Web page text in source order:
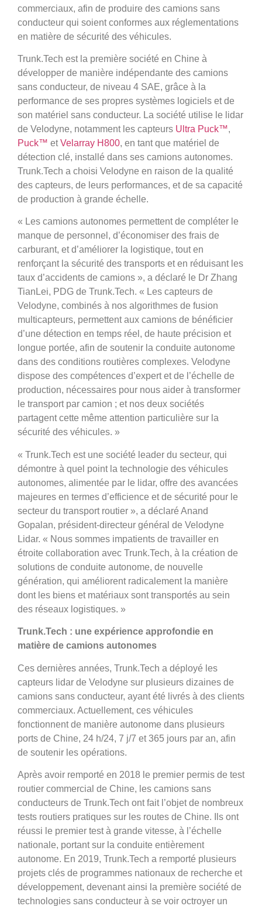
commerciaux, afin de produire des camions sans
conducteur qui soient conformes aux réglementations
en matière de sécurité des véhicules.
Trunk.Tech est la première société en Chine à
développer de manière indépendante des camions
sans conducteur, de niveau 4 SAE, grâce à la
performance de ses propres systèmes logiciels et de
son matériel sans conducteur. La société utilise le lidar
de Velodyne, notamment les capteurs Ultra Puck™,
Puck™ etVelarray H800, en tant que matériel de
détection clé, installé dans ses camions autonomes.
Trunk.Tech a choisi Velodyne en raison de la qualité
des capteurs, de leurs performances, et de sa capacité
de production à grande échelle.
« Les camions autonomes permettent de compléter le
manque de personnel, d’économiser des frais de
carburant, et d’améliorer la logistique, tout en
renforçant la sécurité des transports et en réduisant les
taux d’accidents de camions », a déclaré le Dr Zhang
TianLei, PDG de Trunk.Tech. « Les capteurs de
Velodyne, combinés à nos algorithmes de fusion
multicapteurs, permettent aux camions de bénéficier
d’une détection en temps réel, de haute précision et
longue portée, afin de soutenir la conduite autonome
dans des conditions routières complexes. Velodyne
dispose des compétences d’expert et de l’échelle de
production, nécessaires pour nous aider à transformer
le transport par camion ; et nos deux sociétés
partagent cette même attention particulière sur la
sécurité des véhicules. »
« Trunk.Tech est une société leader du secteur, qui
démontre à quel point la technologie des véhicules
autonomes, alimentée par le lidar, offre des avancées
majeures en termes d’efficience et de sécurité pour le
secteur du transport routier », a déclaré Anand
Gopalan, président-directeur général de Velodyne
Lidar. « Nous sommes impatients de travailler en
étroite collaboration avec Trunk.Tech, à la création de
solutions de conduite autonome, de nouvelle
génération, qui améliorent radicalement la manière
dont les biens et matériaux sont transportés au sein
des réseaux logistiques. »
Trunk.Tech : une expérience approfondie en
matière de camions autonomes
Ces dernières années, Trunk.Tech a déployé les
capteurs lidar de Velodyne sur plusieurs dizaines de
camions sans conducteur, ayant été livrés à des clients
commerciaux. Actuellement, ces véhicules
fonctionnent de manière autonome dans plusieurs
ports de Chine, 24 h/24, 7 j/7 et 365 jours par an, afin
de soutenir les opérations.
Après avoir remporté en 2018 le premier permis de test
routier commercial de Chine, les camions sans
conducteurs de Trunk.Tech ont fait l’objet de nombreux
tests routiers pratiques sur les routes de Chine. Ils ont
réussi le premier test à grande vitesse, à l’échelle
nationale, portant sur la conduite entièrement
autonome. En 2019, Trunk.Tech a remporté plusieurs
projets clés de programmes nationaux de recherche et
développement, devenant ainsi la première société de
technologies sans conducteur à se voir octroyer un